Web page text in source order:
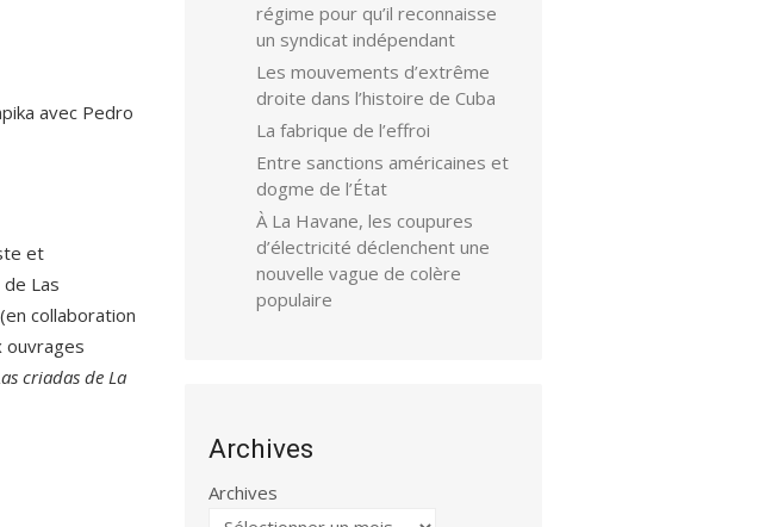
avec Pedro
et
Las
(en collaboration
ouvrages
criadas de La
régime pour qu’il reconnaisse
un syndicat indépendant
Les mouvements d’extrême
droite dans l’histoire de Cuba
La fabrique de l’effroi
Entre sanctions américaines et
dogme de l’État
À La Havane, les coupures
d’électricité déclenchent une
nouvelle vague de colère
populaire
Archives
Archives